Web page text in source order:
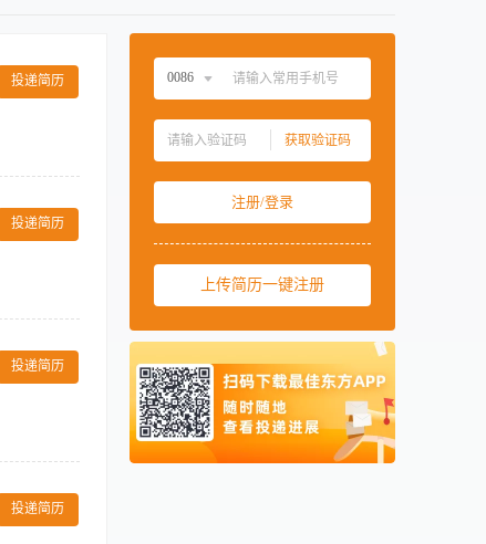
投递简历
饮部完成
。 证书资
作环境。
卡160工作
投递简历
车服务团队
列全车服
质标准。
常工作问
排、场地
急事件，快
遇等特色
，迭代高
投递简历
、出行、会
勤保障。
员、服务
投递简历
0086
获取验证码
注册/登录
上传简历一键注册
中国大陆 0086
中国澳门 00853
西班牙
泰国 0066
柬埔寨 00855
00971